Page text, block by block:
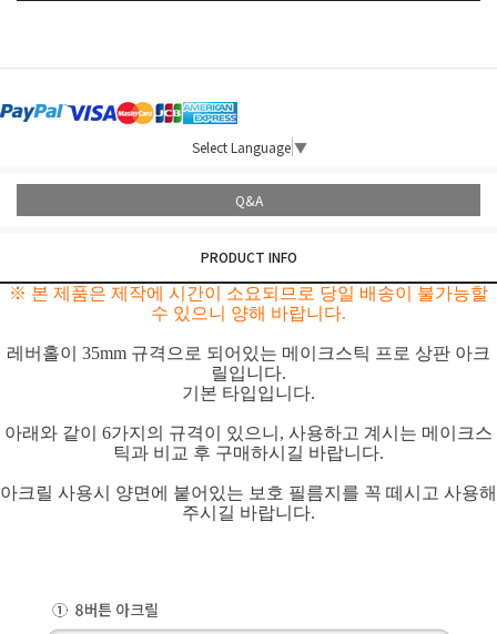
Select Language ▼
Q&A
PRODUCT INFO
※ 본 제품은 제작에 시간이 소요되므로 당일 배송이 불가능할
수 있으니 양해 바랍니다.
레버홀이 35mm 규격으로 되어있는 메이크스틱 프로 상판 아크
릴입니다.
기본 타입입니다.
아래와 같이 6가지의 규격이 있으니, 사용하고 계시는 메이크스
틱과 비교 후 구매하시길 바랍니다.
아크릴 사용시 양면에 붙어있는 보호 필름지를 꼭 떼시고 사용해
주시길 바랍니다.